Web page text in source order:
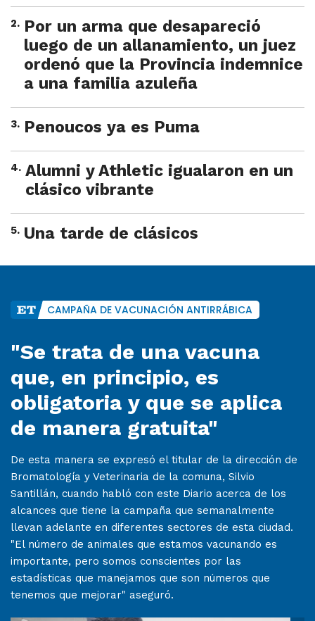
2. Por un arma que desapareció
luego de un allanamiento, un juez
ordenó que la Provincia indemnice
a una familia azuleña
3. Penoucos ya es Puma
4. Alumni y Athletic igualaron en un
clásico vibrante
5. Una tarde de clásicos
CAMPAÑA DE VACUNACIÓN ANTIRRÁBICA
"Se trata de una vacuna
que, en principio, es
obligatoria y que se aplica
de manera gratuita"
De esta manera se expresó el titular de la dirección de
Bromatología y Veterinaria de la comuna, Silvio
Santillán, cuando habló con este Diario acerca de los
alcances que tiene la campaña que semanalmente
llevan adelante en diferentes sectores de esta ciudad.
"El número de animales que estamos vacunando es
importante, pero somos conscientes por las
estadísticas que manejamos que son números que
tenemos que mejorar" aseguró.